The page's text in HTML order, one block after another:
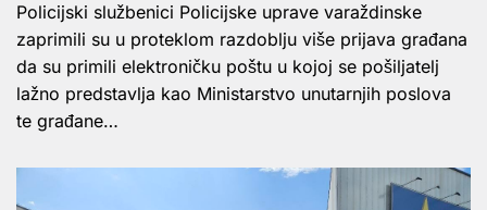
Policijski službenici Policijske uprave varaždinske
zaprimili su u proteklom razdoblju više prijava građana
da su primili elektroničku poštu u kojoj se pošiljatelj
lažno predstavlja kao Ministarstvo unutarnjih poslova
te građane…